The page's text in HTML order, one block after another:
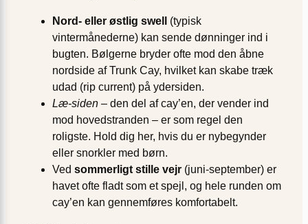
Nord- eller østlig swell
(typisk
vintermånederne) kan sende dønninger ind i
bugten. Bølgerne bryder ofte mod den åbne
nordside af Trunk Cay, hvilket kan skabe træk
udad (rip current) på ydersiden.
Læ-siden – den del af cay’en, der vender ind
mod hovedstranden – er som regel den
roligste. Hold dig her, hvis du er nybegynder
eller snorkler med børn.
Ved sommerligt stille vejr (juni-september) er
havet ofte fladt som et spejl, og hele runden om
cay’en kan gennemføres komfortabelt.